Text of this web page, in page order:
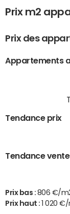
Prix m2
Prix des
Appartements
Tendance prix
Tendance
Prix bas : 806 €/
Prix haut :1 020